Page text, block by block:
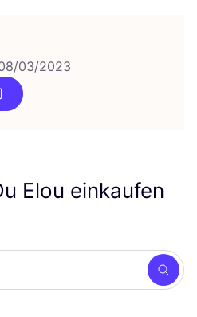
03/2023
Elou einkaufen